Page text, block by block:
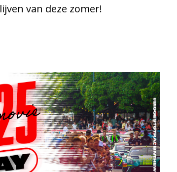
van deze zomer!